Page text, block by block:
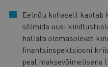
Eelnõu kohaselt kaotab
sõlmida uusi
hallata olemasolevat
finantsinspektsiooni
peal maksevõimelisena